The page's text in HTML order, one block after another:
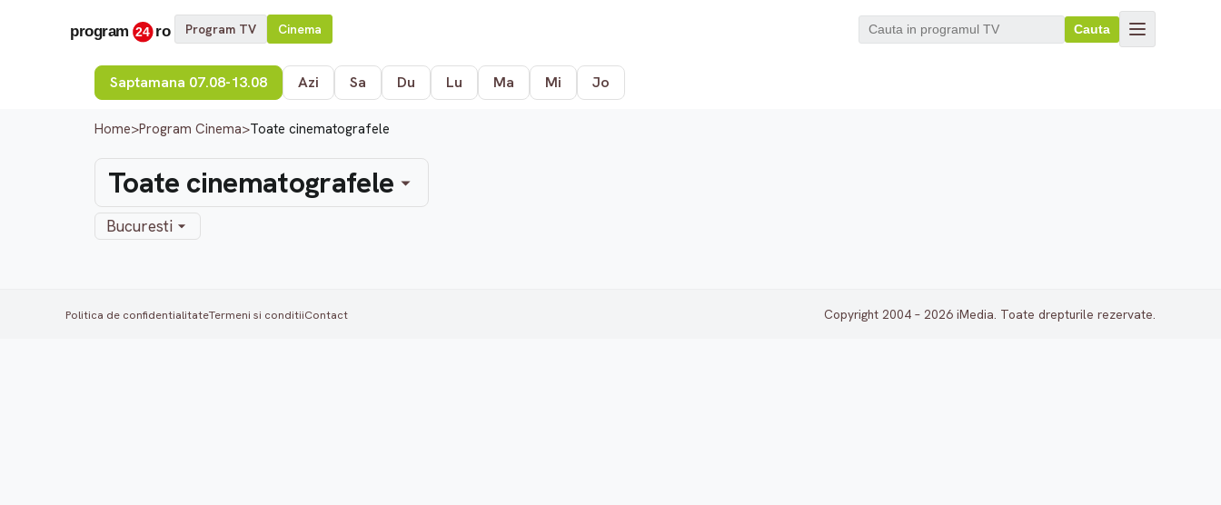
Program TV Cinema Cauta
Saptamana 07.08-13.08 Azi Sa Du Lu Ma Mi Jo
Home>Program Cinema>Toate cinematografele
Toate cinematografele
Bucuresti
Politica de confidentialitateTermeni si conditiiContact Copyright 2004 – 2026 iMedia. Toate drepturile rezervate.